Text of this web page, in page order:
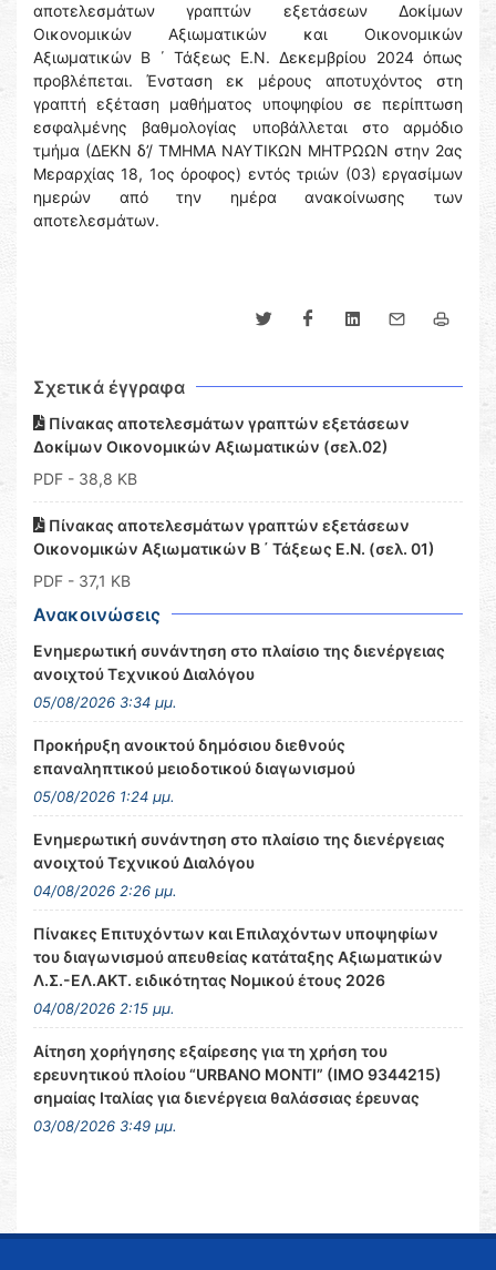
αποτελεσμάτων γραπτών εξετάσεων Δοκίμων
Οικονομικών Αξιωματικών και Οικονομικών
Αξιωματικών Β ΄ Τάξεως Ε.Ν. Δεκεμβρίου 2024 όπως
προβλέπεται. Ένσταση εκ μέρους αποτυχόντος στη
γραπτή εξέταση μαθήματος υποψηφίου σε περίπτωση
εσφαλμένης βαθμολογίας υποβάλλεται στο αρμόδιο
τμήμα (ΔΕΚΝ δ’/ ΤΜΗΜΑ ΝΑΥΤΙΚΩΝ ΜΗΤΡΩΩΝ στην 2ας
Μεραρχίας 18, 1ος όροφος) εντός τριών (03) εργασίμων
ημερών από την ημέρα ανακοίνωσης των
αποτελεσμάτων.
Σχετικά έγγραφα
Πίνακας αποτελεσμάτων γραπτών εξετάσεων
Δοκίμων Οικονομικών Αξιωματικών (σελ.02)
PDF - 38,8 KB
Πίνακας αποτελεσμάτων γραπτών εξετάσεων
Οικονομικών Αξιωματικών Β ΄ Τάξεως Ε.Ν. (σελ. 01)
PDF - 37,1 KB
Ανακοινώσεις
Ενημερωτική συνάντηση στο πλαίσιο της διενέργειας
ανοιχτού Τεχνικού Διαλόγου
05/08/2026 3:34 μμ.
Προκήρυξη ανοικτού δημόσιου διεθνούς
επαναληπτικού μειοδοτικού διαγωνισμού
05/08/2026 1:24 μμ.
Ενημερωτική συνάντηση στο πλαίσιο της διενέργειας
ανοιχτού Τεχνικού Διαλόγου
04/08/2026 2:26 μμ.
Πίνακες Επιτυχόντων και Επιλαχόντων υποψηφίων
του διαγωνισμού απευθείας κατάταξης Αξιωματικών
Λ.Σ.-ΕΛ.ΑΚΤ. ειδικότητας Νομικού έτους 2026
04/08/2026 2:15 μμ.
Αίτηση χορήγησης εξαίρεσης για τη χρήση του
ερευνητικού πλοίου “URBANO MONTI” (IMO 9344215)
σημαίας Ιταλίας για διενέργεια θαλάσσιας έρευνας
03/08/2026 3:49 μμ.